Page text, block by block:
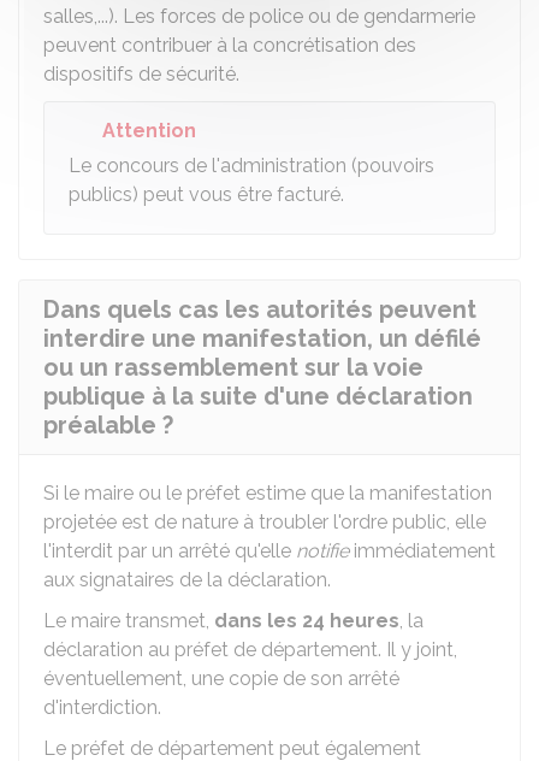
salles,...). Les forces de police ou de gendarmerie
peuvent contribuer à la concrétisation des
dispositifs de sécurité.
Attention
Le concours de l'administration (pouvoirs
publics) peut vous être facturé.
Dans quels cas les autorités peuvent
interdire une manifestation, un défilé
ou un rassemblement sur la voie
publique à la suite d'une déclaration
préalable ?
Si le maire ou le préfet estime que la manifestation
projetée est de nature à troubler l'ordre public, elle
l'interdit par un arrêté qu'elle notifieimmédiatement
aux signataires de la déclaration.
Le maire transmet, dans les 24 heures, la
déclaration au préfet de département. Il y joint,
éventuellement, une copie de son arrêté
d'interdiction.
Le préfet de département peut également